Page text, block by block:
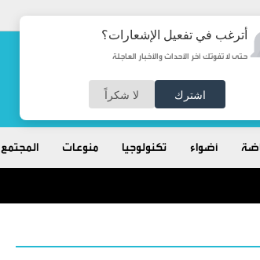
أترغب في تفعيل الإشعارات؟
حتى لا تفوتك آخر الأحداث والأخبار العاجلة
اشترك لا شكراً
أضواء تكنولوجيا منوعات المجتمع